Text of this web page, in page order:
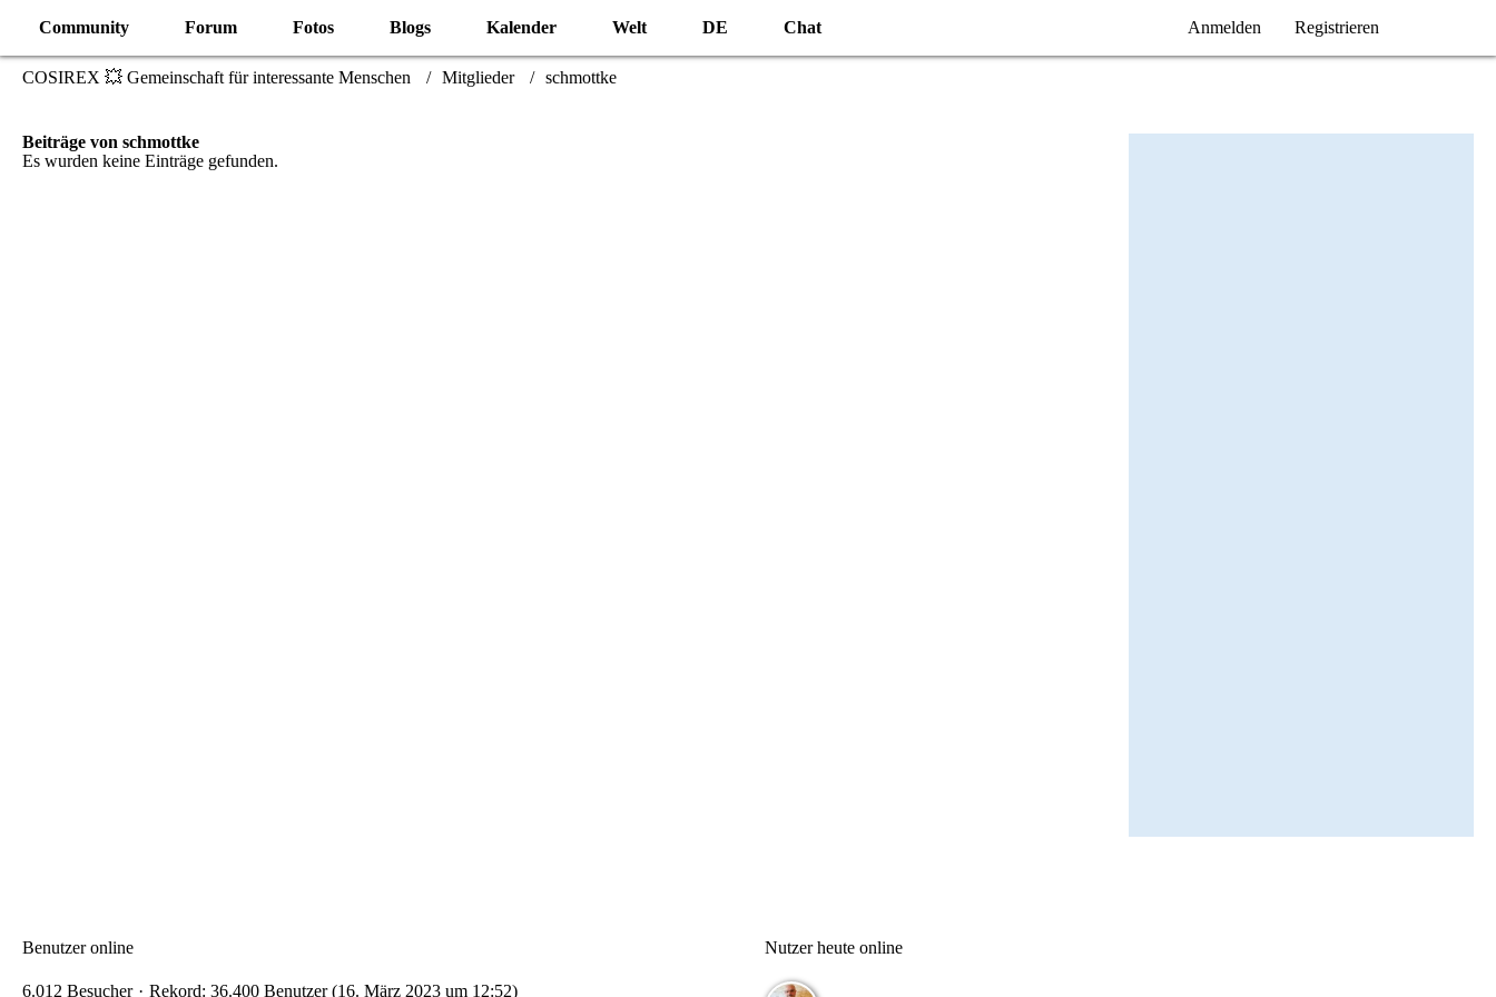
Community Forum Fotos Blogs Kalender Welt DE Chat Anmelden Registrieren
COSIREX 💥 Gemeinschaft für interessante Menschen Mitglieder schmottke
Beiträge von schmottke
Es wurden keine Einträge gefunden.
Benutzer online
6.012 Besucher Rekord: 36.400 Benutzer (16. März 2023 um 12:52)
Nutzer heute online